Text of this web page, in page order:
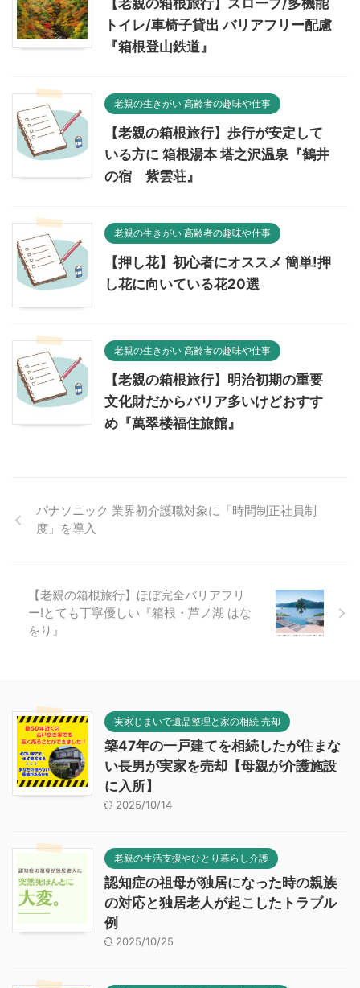
【老親の箱根旅行】スロープ/多機能
トイレ/車椅子貸出 バリアフリー配慮
『箱根登山鉄道』
老親の生きがい 高齢者の趣味や仕事
【老親の箱根旅行】歩行が安定して
いる方に 箱根湯本 塔之沢温泉『鶴井
の宿 紫雲荘』
老親の生きがい 高齢者の趣味や仕事
【押し花】初心者にオススメ 簡単!押
し花に向いている花20選
老親の生きがい 高齢者の趣味や仕事
【老親の箱根旅行】明治初期の重要
文化財だからバリア多いけどおすす
め『萬翠楼福住旅館』
パナソニック 業界初介護職対象に「時間制正社員制
度」を導入
【老親の箱根旅行】ほぼ完全バリアフリ
ー!とても丁寧優しい『箱根・芦ノ湖 はな
をり』
実家じまいで遺品整理と家の相続 売却
築47年の一戸建てを相続したが住まな
い長男が実家を売却【母親が介護施設
に入所】
2025/10/14
老親の生活支援やひとり暮らし介護
認知症の祖母が独居になった時の親族
の対応と独居老人が起こしたトラブル
例
2025/10/25